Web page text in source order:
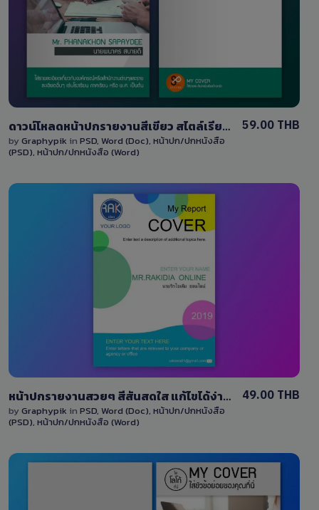
1 Sale
ดาวน์โหลดหน้าปกรายงานสีเขียว สไตล์เรียบๆ สามารถแก้ไขได้ พร้อมกับไฟล์ Word และ PSD
by Graphypik in PSD, Word (Doc), หน้าปก/ปกหนังสือ
(PSD), หน้าปก/ปกหนังสือ (Word)
59.00 THB
View Details
หน้าปกรายงานสวยๆ สีสันสดใส แก้ไขได้ง่าย ไฟล์ Word และ PSD
by Graphypik in PSD, Word (Doc), หน้าปก/ปกหนังสือ
(PSD), หน้าปก/ปกหนังสือ (Word)
49.00 THB